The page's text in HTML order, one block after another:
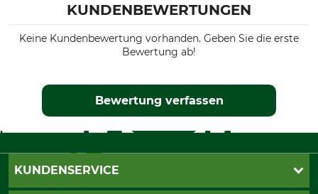
KUNDENBEWERTUNGEN
Keine Kundenbewertung vorhanden. Geben Sie die erste
Bewertung ab!
Bewertung verfassen
KUNDENSERVICE